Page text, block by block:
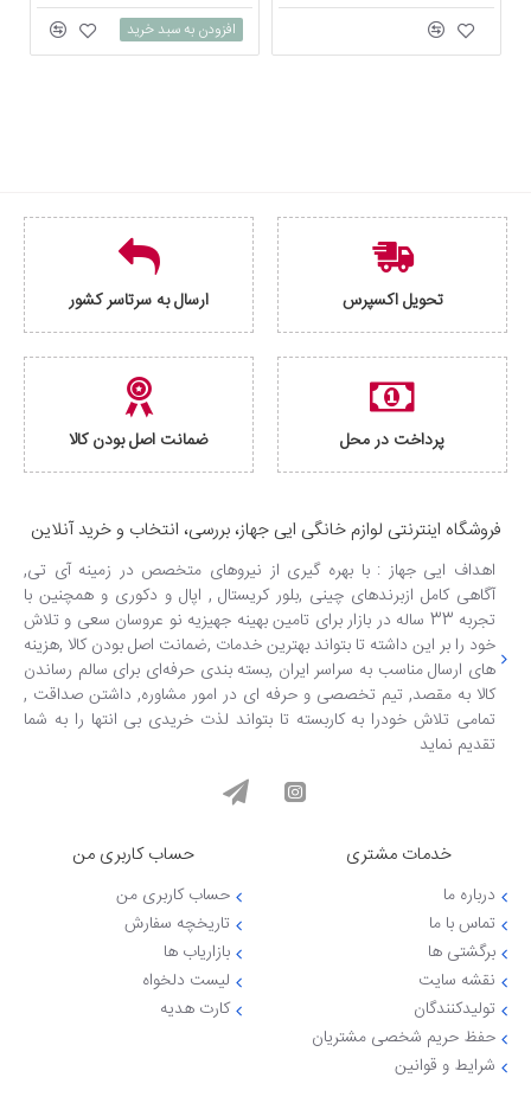
افزودن به سبد خرید
تحویل اکسپرس ارسال به سرتاسر کشور
پرداخت در محل ضمانت اصل بودن کالا
فروشگاه اینترنتی لوازم خانگی ایی جهاز، بررسی، انتخاب و خرید آنلاین
اهداف ایی جهاز : با بهره گیری از نیروهای متخصص در زمینه آی تی,
آگاهی کامل ازبرندهای چینی ,بلور کریستال , اپال و دکوری و همچنین با
تجربه 33 ساله در بازار برای تامین بهینه جهیزیه نو عروسان سعی و تلاش
خود را بر این داشته تا بتواند بهترین خدمات ,ضمانت اصل بودن کالا ,هزینه
های ارسال مناسب به سراسر ایران ,بسته بندی حرفه‌ای برای سالم رساندن
کالا به مقصد, تیم تخصصی و حرفه ای در امور مشاوره, داشتن صداقت ,
تمامی تلاش خودرا به کاربسته تا بتواند لذت خریدی بی انتها را به شما
تقدیم نماید
خدمات مشتری
درباره ما
تماس با ما
برگشتی ها
نقشه سایت
تولیدکنندگان
حفظ حریم شخصی مشتریان
شرایط و قوانین
حساب کاربری من
حساب کاربری من
تاریخچه سفارش
بازاریاب ها
لیست دلخواه
کارت هدیه